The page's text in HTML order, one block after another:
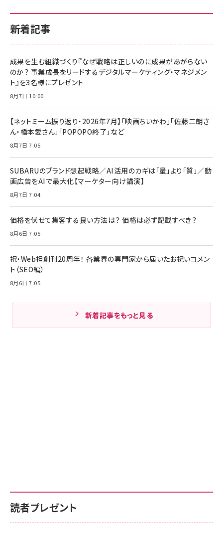
新着記事
成果を生む組織づくり『なぜ戦略は正しいのに成果があがらない
のか？ 事業成長をリードするデジタルマーケティング・マネジメン
ト』を3名様にプレゼント
8月7日 10:00
【ネットミーム振り返り・2026年7月】「映画ちいかわ」「佐藤二朗さ
ん・橋本愛さん」「POPOPO終了」など
8月7日 7:05
SUBARUのブランド想起戦略／AI活用のカギは「量」より「質」／動
画広告をAIで最大化【マーケター向け講演】
8月7日 7:04
価格を伏せて集客する良い方法は？ 価格は必ず記載すべき？
8月6日 7:05
祝・Web担創刊20周年！ 各業界の専門家から届いたお祝いコメン
ト（SEO編）
8月6日 7:05
新着記事をもっと見る
読者プレゼント